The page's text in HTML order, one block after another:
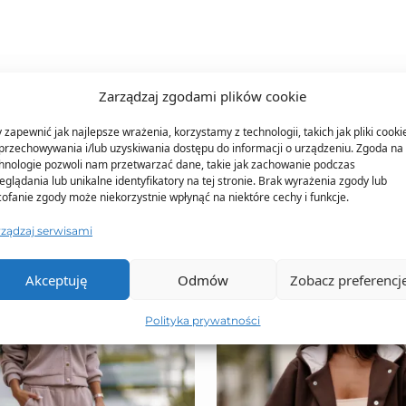
Zarządzaj zgodami plików cookie
zapewnić jak najlepsze wrażenia, korzystamy z technologii, takich jak pliki
i/lub uzyskiwania dostępu do informacji o urządzeniu. Zgoda na
pozwoli nam przetwarzać dane, takie jak zachowanie podczas
lub unikalne identyfikatory na tej stronie. Brak wyrażenia zgody lub
zgody może niekorzystnie wpłynąć na niektóre cechy i funkcje.
serwisami
Akceptuję Odmów Zobacz
Polityka prywatności
TO SIĘ TERAZ SPRZEDAJE